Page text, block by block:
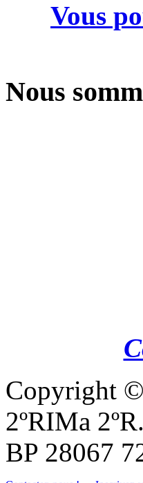
Vous
Nous
Copyright
2ºRIMa
BP 28067